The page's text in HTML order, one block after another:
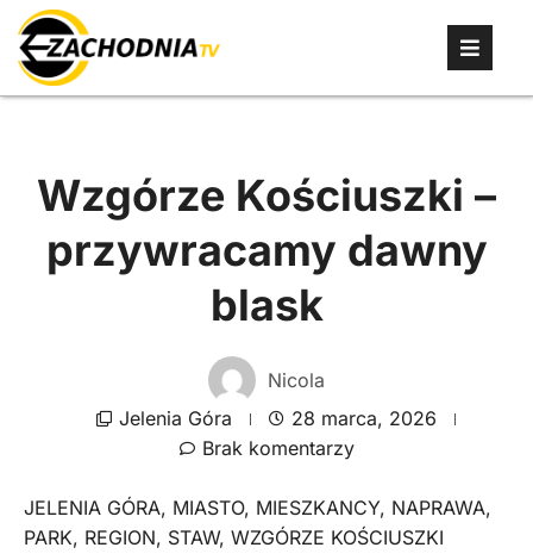
Wzgórze Kościuszki –
przywracamy dawny
blask
Nicola
Jelenia Góra
28 marca, 2026
Brak komentarzy
JELENIA GÓRA, MIASTO, MIESZKANCY, NAPRAWA,
PARK, REGION, STAW, WZGÓRZE KOŚCIUSZKI